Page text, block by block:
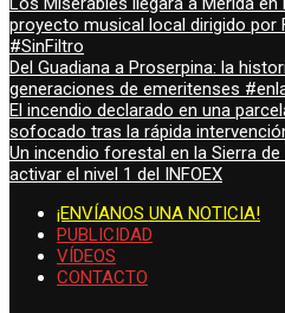
proyecto musical local dirigido por
#SinFiltro
Del Guadiana a Proserpina: la
generaciones de emeritenses
El incendio declarado en una
sofocado tras la rápida
Un incendio forestal en la Sierra
activar el nivel 1 del INFOEX
¡ENVÍANOS UNA NOTICIA!
PUBLICIDAD
VÍDEOS
CONTACTO